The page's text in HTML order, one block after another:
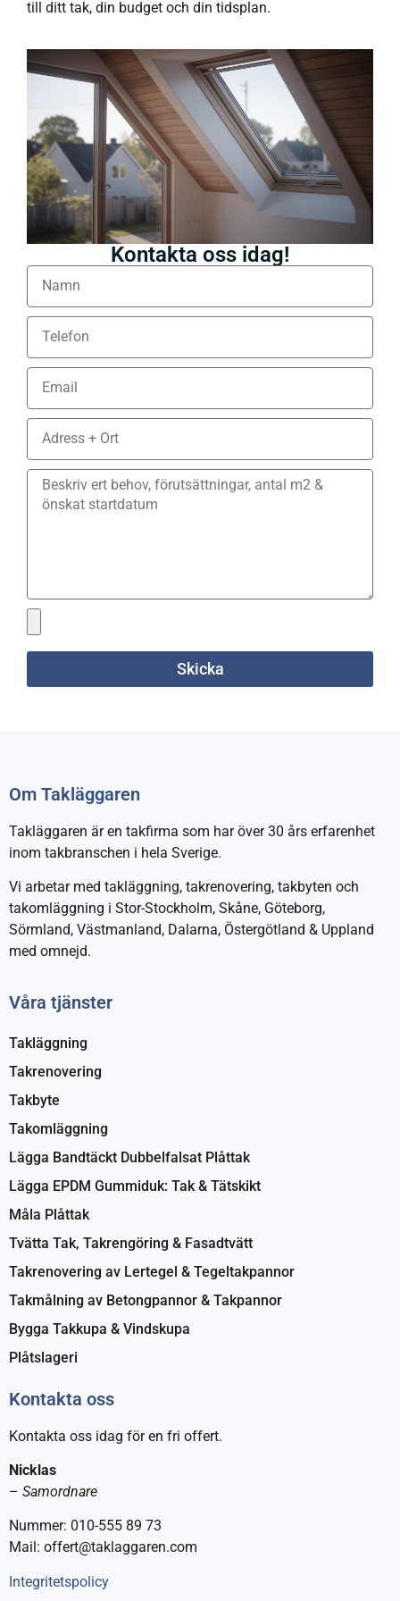
till ditt tak, din budget och din tidsplan.
Kontakta oss idag!
Skicka
Om Takläggaren
Takläggaren är en takfirma som har över 30 års erfarenhet
inom takbranschen i hela Sverige.
Vi arbetar med takläggning, takrenovering, takbyten och
takomläggning i Stor-Stockholm, Skåne, Göteborg,
Sörmland, Västmanland, Dalarna, Östergötland & Uppland
med omnejd.
Våra tjänster
Takläggning
Takrenovering
Takbyte
Takomläggning
Lägga Bandtäckt Dubbelfalsat Plåttak
Lägga EPDM Gummiduk: Tak & Tätskikt
Måla Plåttak
Tvätta Tak, Takrengöring & Fasadtvätt
Takrenovering av Lertegel & Tegeltakpannor
Takmålning av Betongpannor & Takpannor
Bygga Takkupa & Vindskupa
Plåtslageri
Kontakta oss
Kontakta oss idag för en fri offert.
Nicklas
– Samordnare
Nummer: 010-555 89 73
Mail: offert@taklaggaren.com
Integritetspolicy